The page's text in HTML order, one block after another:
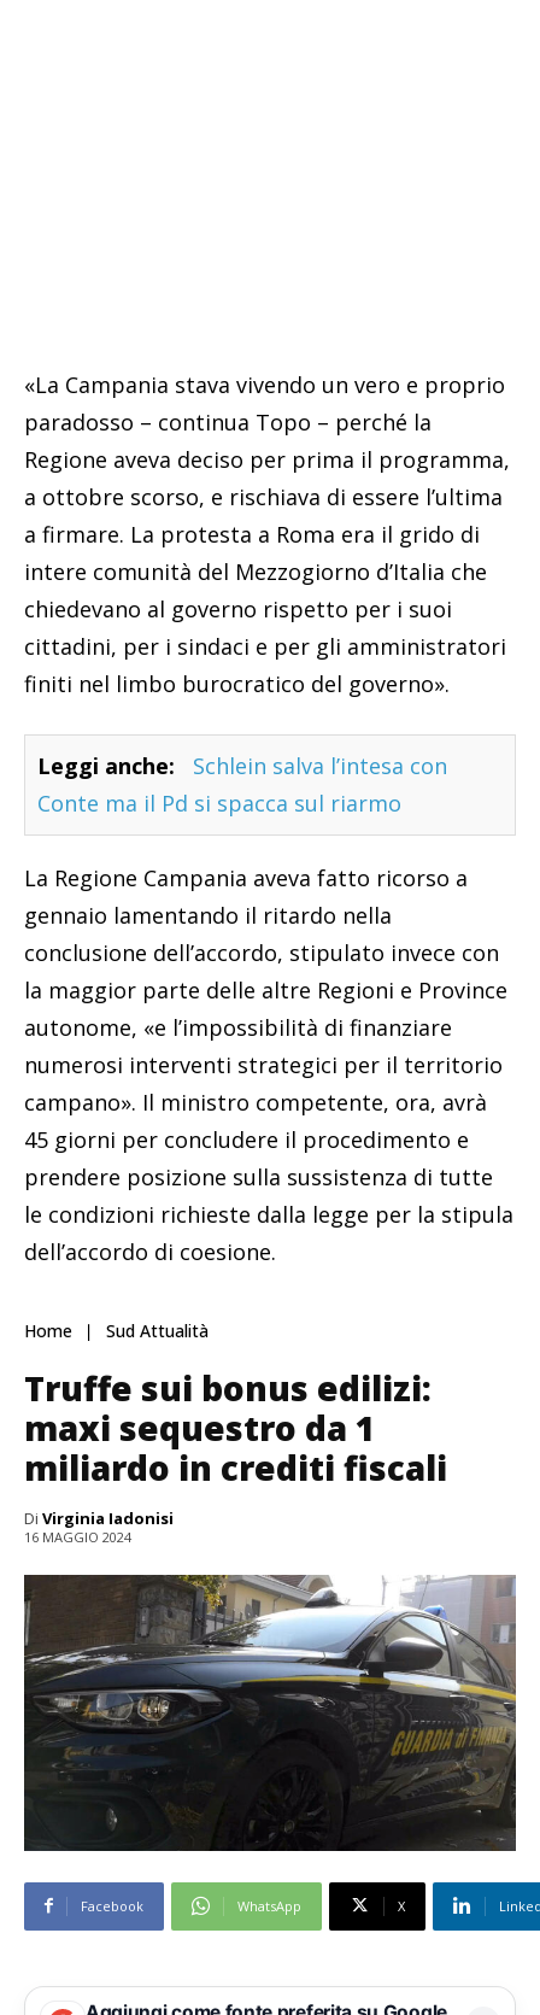
«La Campania stava vivendo un vero e proprio
paradosso – continua Topo – perché la
Regione aveva deciso per prima il programma,
a ottobre scorso, e rischiava di essere l’ultima
a firmare. La protesta a Roma era il grido di
intere comunità del Mezzogiorno d’Italia che
chiedevano al governo rispetto per i suoi
cittadini, per i sindaci e per gli amministratori
finiti nel limbo burocratico del governo».
Leggi anche:
Schlein salva l’intesa con
Conte ma il Pd si spacca sul riarmo
La Regione Campania aveva fatto ricorso a
gennaio lamentando il ritardo nella
conclusione dell’accordo, stipulato invece con
la maggior parte delle altre Regioni e Province
autonome, «e l’impossibilità di finanziare
numerosi interventi strategici per il territorio
campano». Il ministro competente, ora, avrà
45 giorni per concludere il procedimento e
prendere posizione sulla sussistenza di tutte
le condizioni richieste dalla legge per la stipula
dell’accordo di coesione.
Home Sud Attualità
Truffe sui bonus edilizi:
maxi sequestro da 1
miliardo in crediti fiscali
Di Virginia Iadonisi
16 MAGGIO 2024
Facebook WhatsApp X